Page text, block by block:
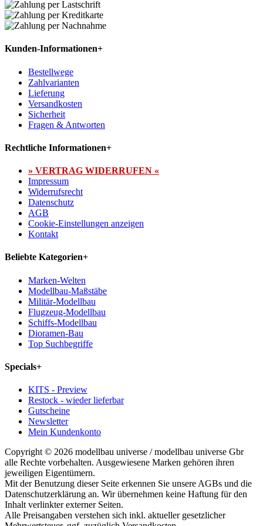
Kunden-Informationen+
Bestellwege
Zahlvarianten
Lieferung
Versandkosten
Sicherheit
Fragen & Antworten
Rechtliche Informationen+
» VERTRAG WIDERRUFEN «
Impressum
Widerrufsrecht
Datenschutz
AGB
Cookie-Einstellungen anzeigen
Kontakt
Beliebte Kategorien+
Marken-Welten
Modellbau-Maßstäbe
Militär-Modellbau
Flugzeug-Modellbau
Schiffs-Modellbau
Dioramen-Bau
Top Suchbegriffe
Specials+
KITS - Preview
Restock - wieder lieferbar
Gutscheine
Newsletter
Mein Kundenkonto
Copyright © 2026 modellbau universe / modellbau universe Gbr
alle Rechte vorbehalten. Ausgewiesene Marken gehören ihren
jeweiligen Eigentümern.
Mit der Benutzung dieser Seite erkennen Sie unsere AGBs und die
Datenschutzerklärung an. Wir übernehmen keine Haftung für den
Inhalt verlinkter externer Seiten.
Alle Preisangaben verstehen sich inkl. aktueller gesetzlicher